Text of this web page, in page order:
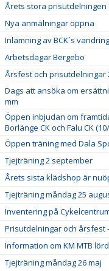
Årets stora prisutdelningen
Nya anmälningar öppna
Inlämning av BCK´s
Arbetsdagar Bergebo
Årsfest och prisutdelningar
Dags att ansöka om
mm
Öppen inbjudan om
Borlänge CK och Falu CK
Öppen träning med Dala
Tjejträning 2 september
Årets sista klädshop är
Tjejträning måndag 25
Inventering på
Prisutdelningar och årsfest
Information om KM MTB
Tjejträning måndag 26 maj